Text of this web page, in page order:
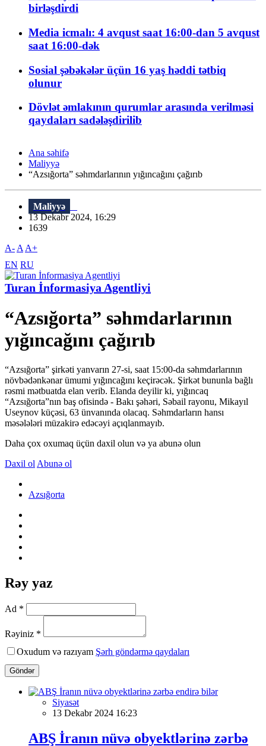
birləşdirdi
Media icmalı: 4 avqust saat 16:00-dan 5 avqust
saat 16:00-dək
Sosial şəbəkələr üçün 16 yaş həddi tətbiq
olunur
Dövlət əmlakının qurumlar arasında verilməsi
qaydaları sadələşdirilib
Ana səhifə
Maliyyə
“Azsığorta” səhmdarlarının yığıncağını çağırıb
Maliyyə
13 Dekabr 2024, 16:29
1639
A- A A+
EN RU
Turan İnformasiya Agentliyi
“Azsığorta” səhmdarlarının
yığıncağını çağırıb
“Azsığorta” şirkəti yanvarın 27-si, saat 15:00-da səhmdarlarının
növbədənkənar ümumi yığıncağını keçirəcək. Şirkət bununla bağlı
rəsmi mətbuatda elan verib. Elanda deyilir ki, yığıncaq
“Azsığorta”nın baş ofisində - Bakı şəhəri, Səbail rayonu, Mikayıl
Useynov küçəsi, 63 ünvanında olacaq. Səhmdarların hansı
məsələləri müzakirə edəcəyi açıqlanmayıb.
Daha çox oxumaq üçün daxil olun və ya abunə olun
Daxil ol Abunə ol
Azsığorta
Rəy yaz
Ad *
Rəyiniz *
Oxudum və razıyam Şərh göndərmə qaydaları
Göndər
Siyasət
13 Dekabr 2024 16:23
ABŞ İranın nüvə obyektlərinə zərbə